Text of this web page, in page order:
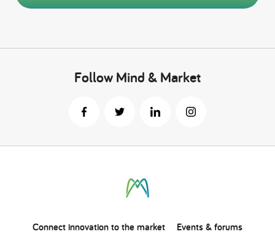
Follow Mind & Market
Connectinnovationto the market
Events & forums